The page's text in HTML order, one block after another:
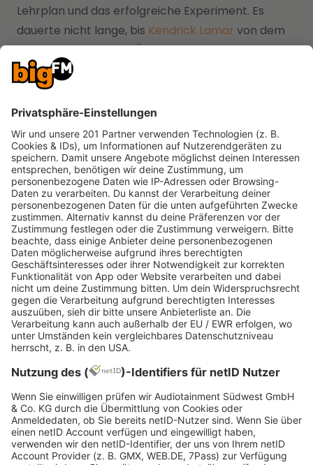
Lehrplan und das erfolgreiche Experiment. Es
dauerte nicht lange, bis Kendrick Lamar von dem
Projekt hörte und zur Überraschung der Schüler
eine Unterrichtsstunde übernahm.
Schüler rappten vor Superstar
Rund 50 Schüler von Brian konnten an dem
Unterricht teilnehmen und sogar ihre Rap-Skills
präsentieren. „Das ist unglaublich cool! Ich sehe
und spüre so viel Energie!“, warKendrick Lamar
begeistert von der Performance.